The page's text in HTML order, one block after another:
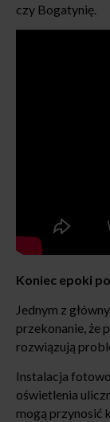
czy Bogatynię.
Koniec epoki
Jednym z
przekonanie, że
rozwiązują
Instalacja
oświetlenia
mogą przynosić